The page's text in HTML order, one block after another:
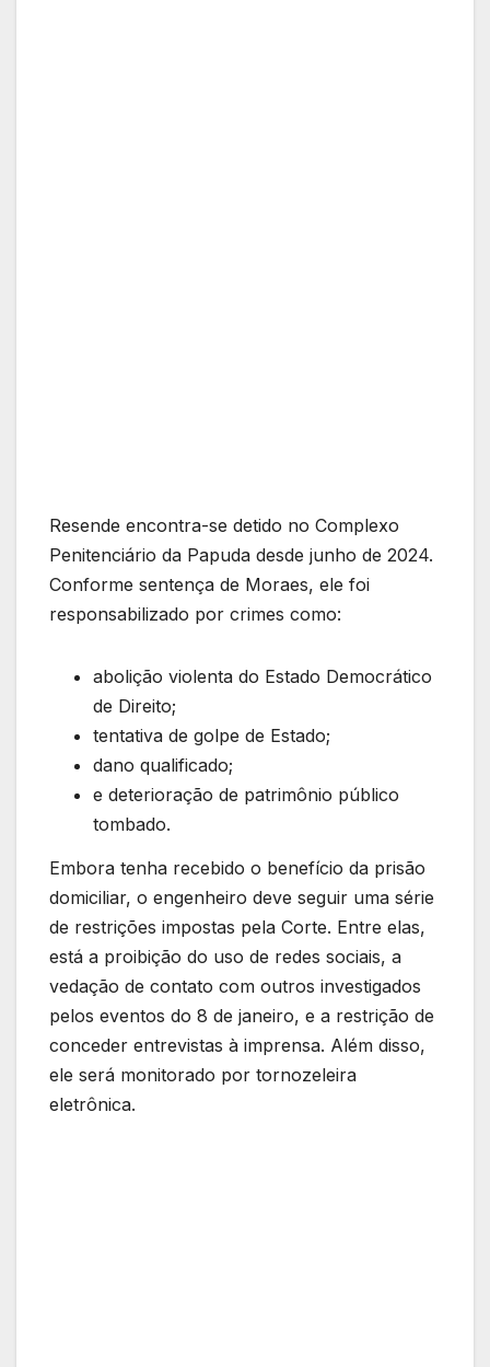
Resende encontra-se detido no Complexo
Penitenciário da Papuda desde junho de 2024.
Conforme sentença de Moraes, ele foi
responsabilizado por crimes como:
abolição violenta do Estado Democrático
de Direito;
tentativa de golpe de Estado;
dano qualificado;
e deterioração de patrimônio público
tombado.
Embora tenha recebido o benefício da prisão
domiciliar, o engenheiro deve seguir uma série
de restrições impostas pela Corte. Entre elas,
está a proibição do uso de redes sociais, a
vedação de contato com outros investigados
pelos eventos do 8 de janeiro, e a restrição de
conceder entrevistas à imprensa. Além disso,
ele será monitorado por tornozeleira
eletrônica.